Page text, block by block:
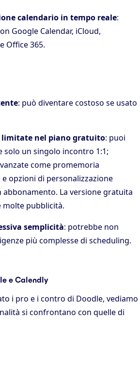
calendario in tempo reale:
Google Calendar, iCloud,
Office 365.
: può diventare costoso se usato
nel piano gratuito: puoi
solo un singolo incontro 1:1;
come promemoria
opzioni di personalizzazione
abbonamento. La versione gratuita
molte pubblicità.
semplicità: potrebbe non
più complesse di scheduling.
e Calendly
i pro e i contro di Doodle, vediamo
si confrontano con quelle di